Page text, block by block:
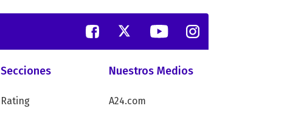
Secciones
Rating
Nuestros Medios
A24.com